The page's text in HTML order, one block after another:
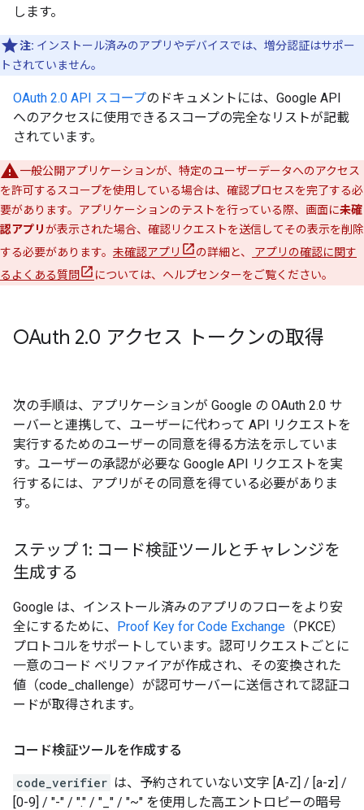
します。
注: インストール済みのアプリやデバイスでは、増分認証はサポー
トされていません。
OAuth 2.0 API スコープのドキュメントには、Google API
へのアクセスに使用できるスコープの完全なリストが記載
されています。
一般公開アプリケーションが、特定のユーザーデータへのアクセス
を許可するスコープを使用している場合は、確認プロセスを完了する必
要があります。アプリケーションのテストを行っている際、画面に未確
認アプリが表示された場合、確認リクエストを送信してその表示を削除
する必要があります。 未確認アプリ の詳細と、
アプリの確認に関す
るよくある質問
については、ヘルプセンターをご覧ください。
OAuth 2.0 アクセス トークンの取得
次の手順は、アプリケーションが Google の OAuth 2.0 サ
ーバーと連携して、ユーザーに代わって API リクエストを
実行するためのユーザーの同意を得る方法を示していま
す。ユーザーの承認が必要な Google API リクエストを実
行するには、アプリがその同意を得ている必要がありま
す。
ステップ 1: コード検証ツールとチャレンジを
生成する
Google は、インストール済みのアプリのフローをより安
全にするために、 Proof Key for Code Exchange （PKCE）
プロトコルをサポートしています。認可リクエストごとに
一意のコード ベリファイアが作成され、その変換された
値（code_challenge）が認可サーバーに送信されて認証コ
ードが取得されます。
コード検証ツールを作成する
code_verifier は、予約されていない文字 [A-Z] / [a-z] /
[0-9] / "-" / "." / "_" / "~" を使用した高エントロピーの暗号